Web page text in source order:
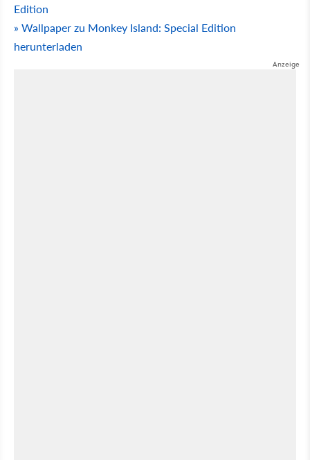
Edition
» Wallpaper zu Monkey Island: Special Edition
herunterladen